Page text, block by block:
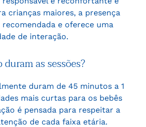
crianças maiores, a presença
recomendada e oferece uma
de interação.
as sessões?
duram de 45 minutos a 1
mais curtas para os bebês
é pensada para respeitar a
de cada faixa etária.